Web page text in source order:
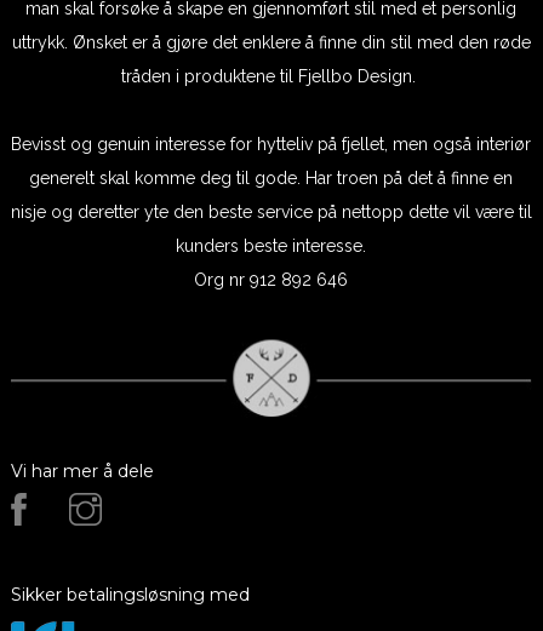
man skal forsøke å skape en gjennomført stil med et personlig
uttrykk. Ønsket er å gjøre det enklere å finne din stil med den røde
tråden i produktene til Fjellbo Design.
Bevisst og genuin interesse for hytteliv på fjellet, men også interiør
generelt skal komme deg til gode. Har troen på det å finne en
nisje og deretter yte den beste service på nettopp dette vil være til
kunders beste interesse.
Org nr 912 892 646
Vi har mer å dele
Sikker betalingsløsning med